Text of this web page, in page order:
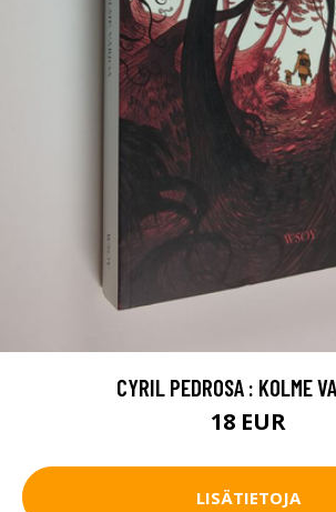
CYRIL PEDROSA : KOLME
18 EUR
LISÄTIETOJA